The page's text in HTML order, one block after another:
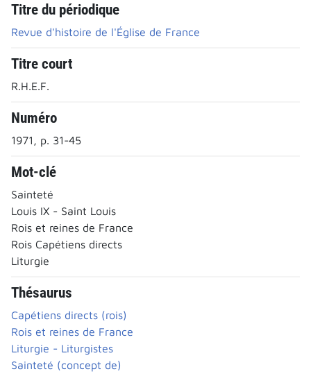
Titre du périodique
Revue d'histoire de l'Église de France
Titre court
R.H.E.F.
Numéro
1971, p. 31-45
Mot-clé
Sainteté
Louis IX - Saint Louis
Rois et reines de France
Rois Capétiens directs
Liturgie
Thésaurus
Capétiens directs (rois)
Rois et reines de France
Liturgie - Liturgistes
Sainteté (concept de)